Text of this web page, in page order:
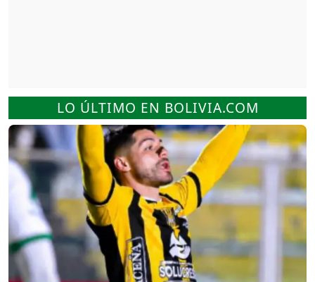
LO ÚLTIMO EN BOLIVIA.COM